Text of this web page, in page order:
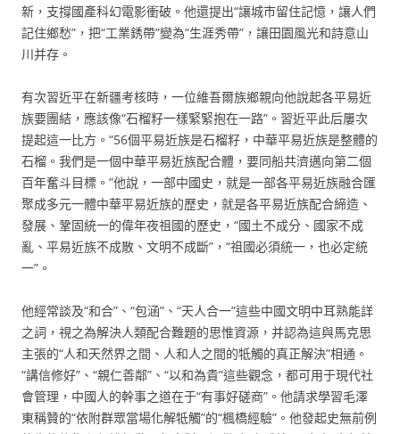
新，支撐國產科幻電影衝破。他還提出“讓城市留住記憶，讓人們
記住鄉愁”，把“工業銹帶”變為“生涯秀帶”，讓田園風光和詩意山
川并存。
有次習近平在新疆考核時，一位維吾爾族鄉親向他說起各平易近
族要團結，應該像“石榴籽一樣緊緊抱在一路”。習近平此后屢次
提起這一比方。“56個平易近族是石榴籽，中華平易近族是整體的
石榴。我們是一個中華平易近族配合體，要同船共濟邁向第二個
百年奮斗目標。”他說，一部中國史，就是一部各平易近族融合匯
聚成多元一體中華平易近族的歷史，就是各平易近族配合締造、
發展、鞏固統一的偉年夜祖國的歷史，“國土不成分、國家不成
亂、平易近族不成散、文明不成斷”，“祖國必須統一，也必定統
一”。
他經常談及“和合”、“包涵”、“天人合一”這些中國文明中耳熟能詳
之詞，視之為解決人類配合難題的思惟資源，并認為這與馬克思
主張的“人和天然界之間、人和人之間的牴觸的真正解決”相通。
“講信修好”、“親仁善鄰”、“以和為貴”這些觀念，都可用于現代社
會管理，中國人的幹事之道在于“有事好磋商”。他請求學習毛澤
東稱贊的“依附群眾當場化解牴觸”的“楓橋經驗”。他發起史無前例